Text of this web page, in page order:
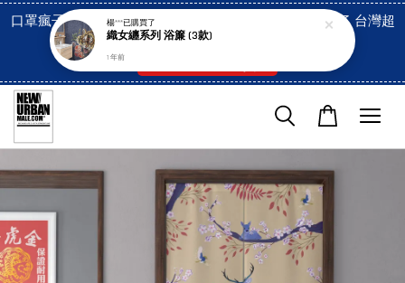
口罩瘋子官網, 放心訂購! 香港澳門信用卡付費已經開啓了 台灣超
市貨到付款也是!
楊***已購買了
織女纏系列 浴簾 (3款)
1 年前